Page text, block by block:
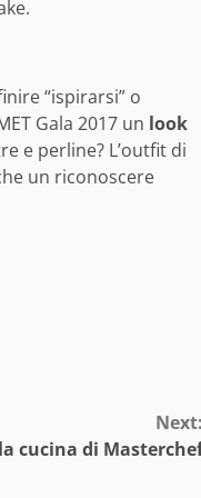
“ispirarsi” o
Gala 2017 un look
e perline? L’outfit di
un riconoscere
cucina di